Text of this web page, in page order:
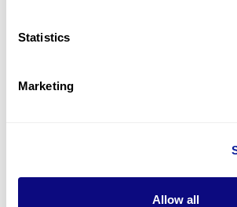
Statistics
Marketing
Allow all
클로버 모양 두개골 환자,